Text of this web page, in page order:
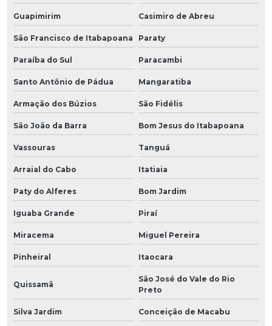
Guapimirim Casimiro de Abreu
São Francisco de Itabapoana Paraty
Paraíba do Sul Paracambi
Santo Antônio de Pádua Mangaratiba
Armação dos Búzios São Fidélis
São João da Barra Bom Jesus do Itabapoana
Vassouras Tanguá
Arraial do Cabo Itatiaia
Paty do Alferes Bom Jardim
Iguaba Grande Piraí
Miracema Miguel Pereira
Pinheiral Itaocara
Quissamã
São José do Vale do Rio
Preto
Silva Jardim Conceição de Macabu